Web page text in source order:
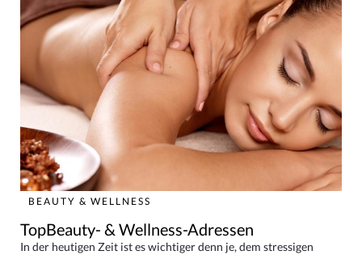
BEAUTY & WELLNESS
TopBeauty- & Wellness-Adressen
In der heutigen Zeit ist es wichtiger denn je, dem stressigen